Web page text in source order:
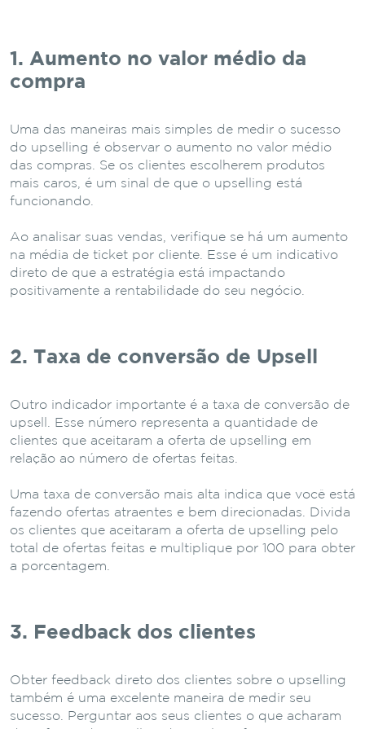
1. Aumento no valor médio da
compra
Uma das maneiras mais simples de medir o sucesso
do upselling é observar o aumento no valor médio
das compras. Se os clientes escolherem produtos
mais caros, é um sinal de que o upselling está
funcionando.
Ao analisar suas vendas, verifique se há um aumento
na média de ticket por cliente. Esse é um indicativo
direto de que a estratégia está impactando
positivamente a rentabilidade do seu negócio.
2. Taxa de conversão de Upsell
Outro indicador importante é a taxa de conversão de
upsell. Esse número representa a quantidade de
clientes que aceitaram a oferta de upselling em
relação ao número de ofertas feitas.
Uma taxa de conversão mais alta indica que você está
fazendo ofertas atraentes e bem direcionadas. Divida
os clientes que aceitaram a oferta de upselling pelo
total de ofertas feitas e multiplique por 100 para obter
a porcentagem.
3. Feedback dos clientes
Obter feedback direto dos clientes sobre o upselling
também é uma excelente maneira de medir seu
sucesso. Perguntar aos seus clientes o que acharam